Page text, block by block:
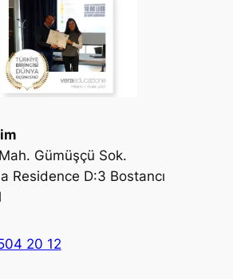
Gümüşçü Sok.
Residence D:3 Bostancı
20 12